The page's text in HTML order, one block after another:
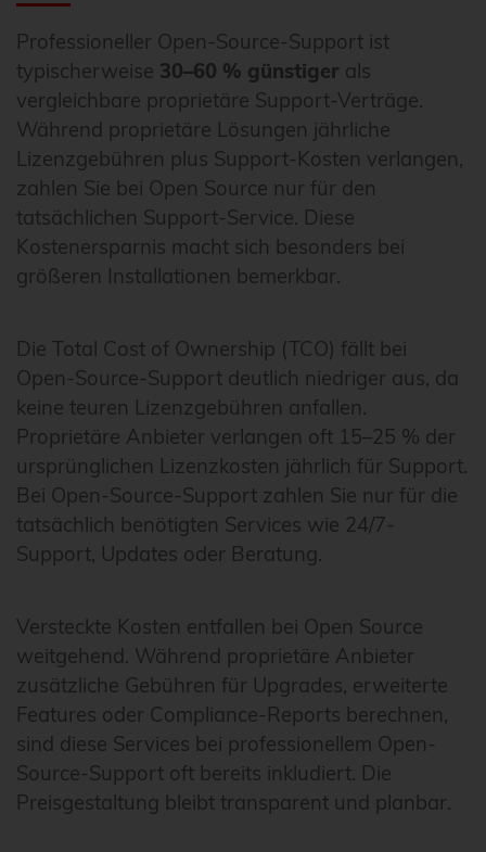
Professioneller Open-Source-Support ist
typischerweise 30–60 % günstiger als
vergleichbare proprietäre Support-Verträge.
Während proprietäre Lösungen jährliche
Lizenzgebühren plus Support-Kosten verlangen,
zahlen Sie bei Open Source nur für den
tatsächlichen Support-Service. Diese
Kostenersparnis macht sich besonders bei
größeren Installationen bemerkbar.
Die Total Cost of Ownership (TCO) fällt bei
Open-Source-Support deutlich niedriger aus, da
keine teuren Lizenzgebühren anfallen.
Proprietäre Anbieter verlangen oft 15–25 % der
ursprünglichen Lizenzkosten jährlich für Support.
Bei Open-Source-Support zahlen Sie nur für die
tatsächlich benötigten Services wie 24/7-
Support, Updates oder Beratung.
Versteckte Kosten entfallen bei Open Source
weitgehend. Während proprietäre Anbieter
zusätzliche Gebühren für Upgrades, erweiterte
Features oder Compliance-Reports berechnen,
sind diese Services bei professionellem Open-
Source-Support oft bereits inkludiert. Die
Preisgestaltung bleibt transparent und planbar.